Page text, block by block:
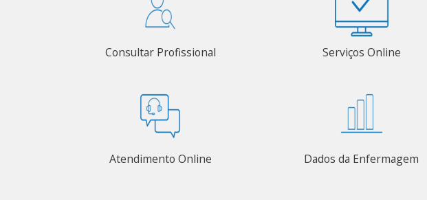
Consultar Profissional Serviços Online
Atendimento Online Dados da Enfermagem